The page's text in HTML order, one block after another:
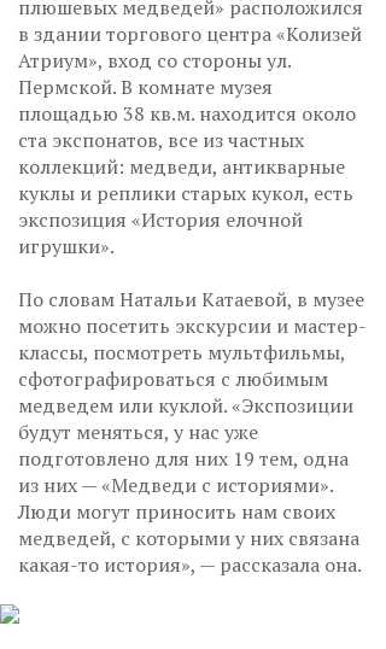
плюшевых медведей» расположился
в здании торгового центра «Колизей
Атриум», вход со стороны ул.
Пермской. В комнате музея
площадью 38 кв.м. находится около
ста экспонатов, все из частных
коллекций: медведи, антикварные
куклы и реплики старых кукол, есть
экспозиция «История елочной
игрушки».
По словам Натальи Катаевой, в музее
можно посетить экскурсии и мастер-
классы, посмотреть мультфильмы,
сфотографироваться с любимым
медведем или куклой. «Экспозиции
будут меняться, у нас уже
подготовлено для них 19 тем, одна
из них — «Медведи с историями».
Люди могут приносить нам своих
медведей, с которыми у них связана
какая-то история», — рассказала она.